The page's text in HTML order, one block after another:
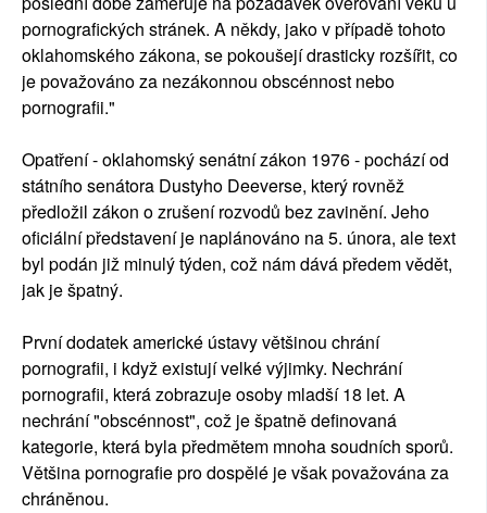
pornografických stránek. A někdy, jako v případě tohoto
oklahomského zákona, se pokoušejí drasticky rozšířit, co
je považováno za nezákonnou obscénnost nebo
pornografii."
Opatření - oklahomský senátní zákon 1976 - pochází od
státního senátora Dustyho Deeverse, který rovněž
předložil zákon o zrušení rozvodů bez zavinění. Jeho
oficiální představení je naplánováno na 5. února, ale text
byl podán již minulý týden, což nám dává předem vědět,
jak je špatný.
První dodatek americké ústavy většinou chrání
pornografii, i když existují velké výjimky. Nechrání
pornografii, která zobrazuje osoby mladší 18 let. A
nechrání "obscénnost", což je špatně definovaná
kategorie, která byla předmětem mnoha soudních sporů.
Většina pornografie pro dospělé je však považována za
chráněnou.